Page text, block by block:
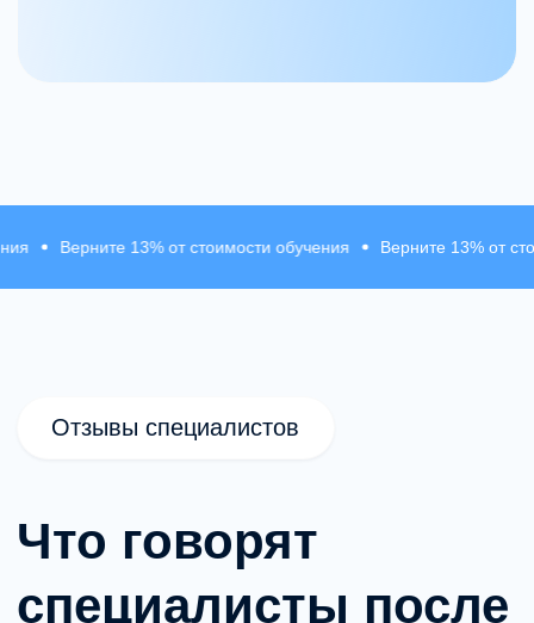
13% от стоимости обучения Верните 13% от стоимости
Образование и профессиональное
развитие